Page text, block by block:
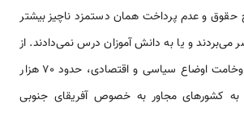
حقوق و عدم پرداخت همان دستمزد ناچیز بیشتر
می‌بردند و یا به دانش آموزان درس نمی‌دادند. از
سال 2000 و به دنبال وخامت اوضاع سیاسی و اقتصادی، حدود 70 هزار
کشورهای مجاور به خصوص آفریقای جنوبی